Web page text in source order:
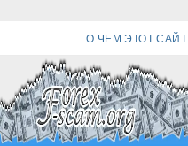
.
О ЧЕМ ЭТОТ САЙТ